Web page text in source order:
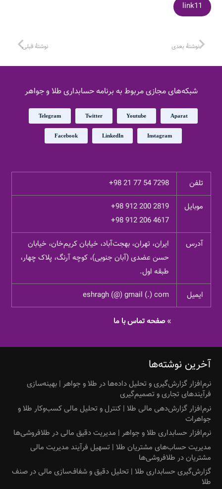
link11
نوشتهٔ قبلی نوشتهٔ بعدی
شبکه‌های مجازی مربوط به برنامه حسابداری طلا و جواهر
Aparat
Youtube
Twitter
Telegram
Instagram
LinkedIn
Facebook
تلفن +98 21 77 54 7298
موبایل
+98 912 200 2819
+98 912 206 4617
آدرس
ایران، تهران، بهجت‌آباد، خیابان کریم‌خان، خیابان
حسن عضدی (آبان جنوبی)، کوچه آرنگ، پلاک چهار،
طبقه اول.
ایمیل eshragh (@) gmail (.) com
»صفحه تماس با ما
آخرین نوشته‌ها
نرم‌افزار گزارش‌گیری و تحلیل داده‌ها در طلا و جواهر | بهینه‌سازی
فرآیندهای تجاری و تصمیم‌گیری
نرم‌افزار گزارش‌دهی مالی طلا | کنترل و تحلیل مالی کسب‌وکار طلا و
جواهرات
نرم‌افزار حسابداری طلا و جواهر | مدیریت دقیق مالی در طلافروشی‌ها
مدیریت حساب‌های مشتریان طلا | تسهیل فرآیند مدیریت مالی
مشتریان در طلافروشی‌ها
گزارش‌گیری حسابداری طلا | تحلیل دقیق و شفاف‌سازی مالی در صنف
طلا